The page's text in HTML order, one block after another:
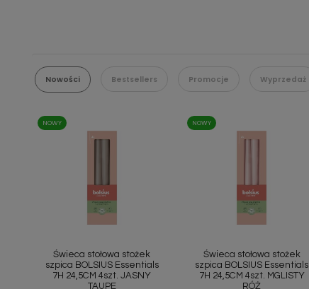
Nowości Bestsellers Promocje Wyprzedaż
Świeca stołowa stożek
szpica BOLSIUS Essentials
7H 24,5CM 4szt. JASNY
TAUPE
NOWY
Świeca stołowa stożek
szpica BOLSIUS Essentials
7H 24,5CM 4szt. MGLISTY
RÓŻ
NOWY